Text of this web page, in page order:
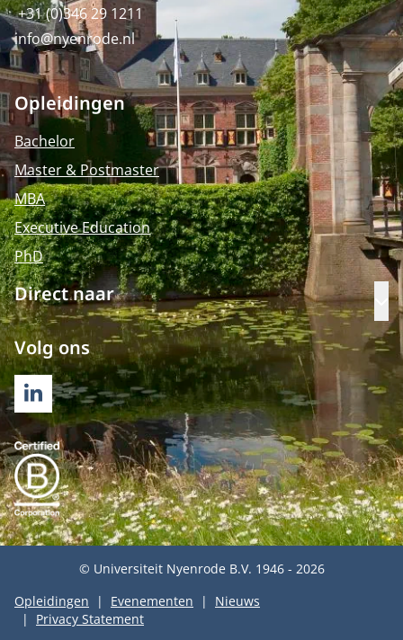
+31 (0)346 29 1211
info@nyenrode.nl
Opleidingen
Bachelor
Master & Postmaster
MBA
Executive Education
PhD
Direct naar
Volg ons
LINKEDIN
© Universiteit Nyenrode B.V. 1946 - 2026
Opleidingen
Evenementen
Nieuws
Privacy Statement